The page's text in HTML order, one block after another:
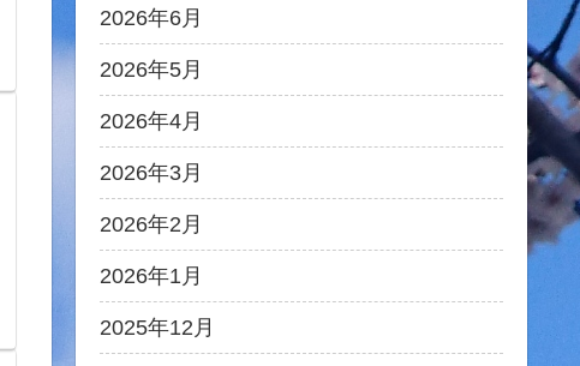
2026年6月
2026年5月
2026年4月
2026年3月
2026年2月
2026年1月
2025年12月